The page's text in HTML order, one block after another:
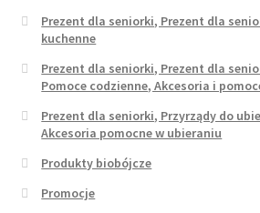
Prezent dla seniorki, Prezent dla
kuchenne
Prezent dla seniorki, Prezent dla
Pomoce codzienne, Akcesoria i
Prezent dla seniorki, Przyrządy do
Akcesoria pomocne w ubieraniu
Produkty biobójcze
Promocje